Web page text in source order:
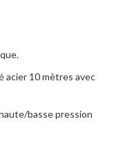
acier 10 mètres avec
basse pression